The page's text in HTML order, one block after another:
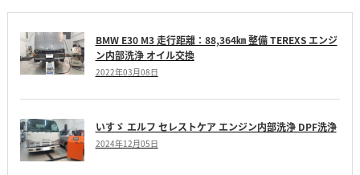
BMW E30 M3 走行距離：88,364㎞ 整備 TEREXS エンジ
ン内部洗浄 オイル交換
2022年03月08日
いすゞ エルフ セレストケア エンジン内部洗浄 DPF洗浄
2024年12月05日